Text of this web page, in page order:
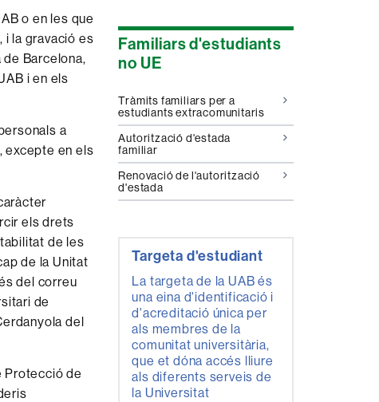
o en les que
la gravació es
Barcelona,
i en els
a
excepte en els
els drets
de les
de la Unitat
del correu
de
del
Protecció de
Familiars d'estudiants
no UE
Tràmits familiars per a
estudiants extracomunitaris
Autorització d'estada
familiar
Renovació de l'autorització
d'estada
Targeta d'estudiant
La targeta de la UAB és
una eina d'identificació i
d'acreditació única per
als membres de la
comunitat universitària,
que et dóna accés lliure
als diferents serveis de
la Universitat